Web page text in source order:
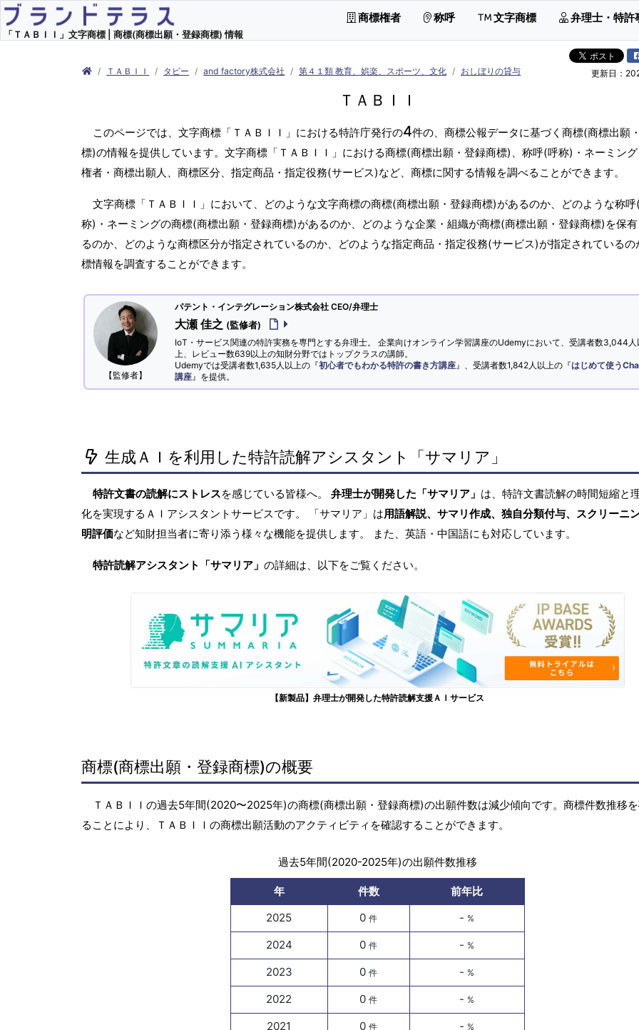
「ＴＡＢＩＩ」文字商標 | 商標(商標出願・登録商標) 情報
商標権者 称呼 文字商標 弁理士・特許
ＴＡＢＩＩ タビー and factory株式会社 第４１類 教育、娯楽、スポーツ、文化 おしぼりの貸与 更新日：
ＴＡＢＩＩ
このページでは、文字商標「ＴＡＢＩＩ」における特許庁発行の4件の、商標公報データに基づく商標(商標出願
標)の情報を提供しています。文字商標「ＴＡＢＩＩ」における商標(商標出願・登録商標)、称呼(呼称)・ネーミン
権者・商標出願人、商標区分、指定商品・指定役務(サービス)など、商標に関する情報を調べることができます。
文字商標「ＴＡＢＩＩ」において、どのような文字商標の商標(商標出願・登録商標)があるのか、どのような称
称)・ネーミングの商標(商標出願・登録商標)があるのか、どのような企業・組織が商標(商標出願・登録商標)を保
るのか、どのような商標区分が指定されているのか、どのような指定商品・指定役務(サービス)が指定されているの
標情報を調査することができます。
【監修者】
パテント・インテグレーション株式会社 CEO/弁理士
大瀬 佳之 (監修者)
IoT・サービス関連の特許実務を専門とする弁理士。 企業向けオンライン学習講座のUdemyにおいて、受講者数3,044人
上、レビュー数639以上の知財分野ではトップクラスの講師。
Udemyでは受講者数1,635人以上の『初心者でもわかる特許の書き方講座 』、受講者数1,842人以上の『はじめて使う
講座 』を提供。
生成ＡＩを利用した特許読解アシスタント「サマリア」
特許文書の読解にストレスを感じている皆様へ。 弁理士が開発した「サマリア」 は、特許文書読解の時間短縮と
化を実現するＡＩアシスタントサービスです。 「サマリア」は用語解説、サマリ作成、独自分類付与、スクリーニ
明評価など知財担当者に寄り添う様々な機能を提供します。 また、英語・中国語にも対応しています。
特許読解アシスタント「サマリア」 の詳細は、以下をご覧ください。
【新製品】弁理士が開発した特許読解支援ＡＩサービス
商標(商標出願・登録商標)の概要
ＴＡＢＩＩの過去5年間(2020〜2025年)の商標(商標出願・登録商標)の出願件数は減少傾向です。商標件数推移
ることにより、ＴＡＢＩＩの商標出願活動のアクティビティを確認することができます。
過去5年間(2020-2025年)の出願件数推移
年 件数
前年比
2025
0件 - %
2024 0件 - %
2023 0件 - %
2022 0件 - %
2021 0件 - %